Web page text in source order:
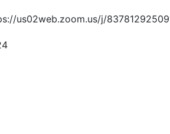
us02web.zoom.us/j/